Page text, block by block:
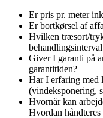
Er pris pr. meter
Er bortkørsel af
Hvilken træsort/
Giver I garanti på
garantitiden?
Har I erfaring med
(vindeksponering,
Hvornår kan
Hvordan